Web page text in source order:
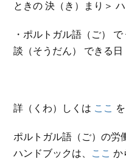
ときの 決（き）まり＞
・ポルトガル語（ご）
談（そうだん） できる日
詳（くわ）しくは ここ
ポルトガル語（ご）の労
ハンドブックは、 ここ か